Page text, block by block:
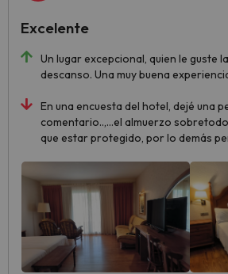
Un lugar excepcional, quien le guste
descanso. Una muy buena
En una encuesta del hotel, dejé una
comentario..,...el almuerzo
que estar protegido, por lo demás
Excelente